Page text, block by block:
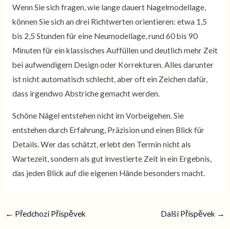
Wenn Sie sich fragen, wie lange dauert Nagelmodellage,
können Sie sich an drei Richtwerten orientieren: etwa 1,5
bis 2,5 Stunden für eine Neumodellage, rund 60 bis 90
Minuten für ein klassisches Auffüllen und deutlich mehr Zeit
bei aufwendigem Design oder Korrekturen. Alles darunter
ist nicht automatisch schlecht, aber oft ein Zeichen dafür,
dass irgendwo Abstriche gemacht werden.
Schöne Nägel entstehen nicht im Vorbeigehen. Sie
entstehen durch Erfahrung, Präzision und einen Blick für
Details. Wer das schätzt, erlebt den Termin nicht als
Wartezeit, sondern als gut investierte Zeit in ein Ergebnis,
das jeden Blick auf die eigenen Hände besonders macht.
← Předchozí Příspěvek Další Příspěvek →